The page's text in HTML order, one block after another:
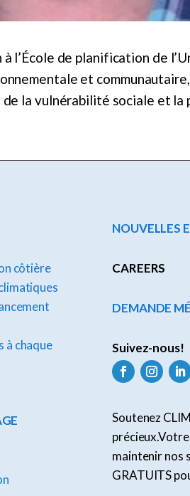
l’École de planification de
et
de la vulnérabilité sociale et
côtière
à chaque
NOUVELLES
CAREERS
DEMANDE
Suivez-nous!
Soutenez
maintenir nos
GRATUITS